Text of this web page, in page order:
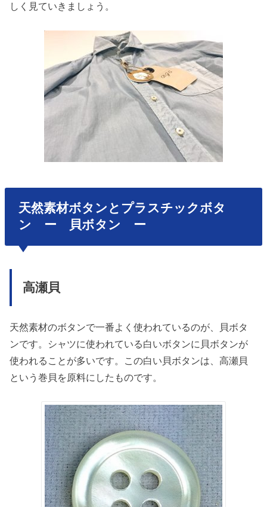
しく見ていきましょう。
天然素材ボタンとプラスチックボタ
ン ー 貝ボタン ー
高瀬貝
天然素材のボタンで一番よく使われているのが、貝ボタ
ンです。シャツに使われている白いボタンに貝ボタンが
使われることが多いです。この白い貝ボタンは、高瀬貝
という巻貝を原料にしたものです。